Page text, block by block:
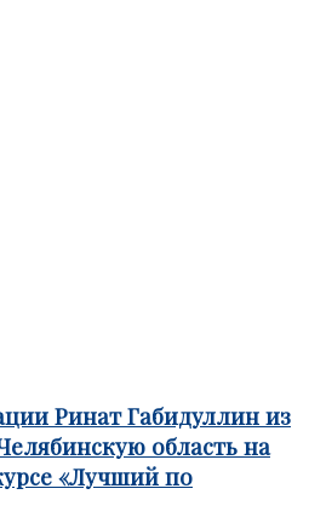
Ринат Габидуллин из
область на
«Лучший по